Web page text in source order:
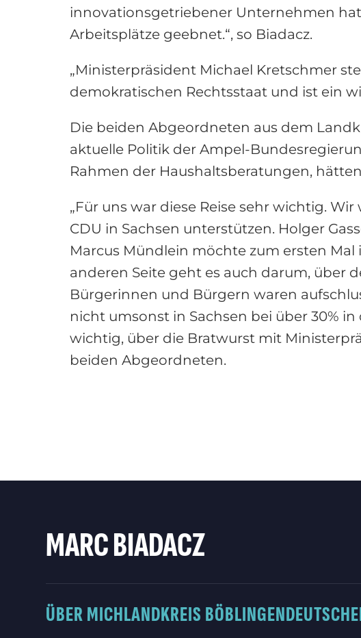
innovationsgetriebener Unternehmen
Arbeitsplätze geebnet.“, so Biadacz.
„Ministerpräsident Michael Kretschmer
demokratischen Rechtsstaat und ist ein
Die beiden Abgeordneten aus dem
aktuelle Politik der Ampel-
Rahmen der Haushaltsberatungen,
„Für uns war diese Reise sehr wichtig.
CDU in Sachsen unterstützen. Holger
Marcus Mündlein möchte zum ersten
anderen Seite geht es auch darum, über
Bürgerinnen und Bürgern waren
nicht umsonst in Sachsen bei über 30%
wichtig, über die Bratwurst mit
beiden Abgeordneten.
MARC BIADACZ
ÜBER MICHLANDKREIS BÖBLINGEN